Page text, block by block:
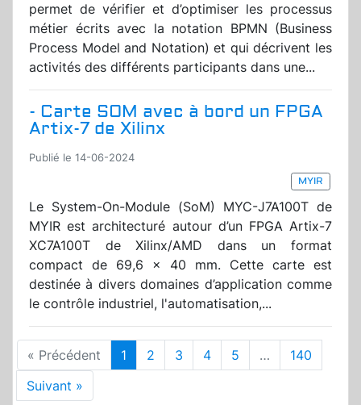
permet de vérifier et d’optimiser les processus
métier écrits avec la notation BPMN (Business
Process Model and Notation) et qui décrivent les
activités des différents participants dans une...
- Carte SOM avec à bord un FPGA
Artix-7 de Xilinx
Publié le 14-06-2024
MYIR
Le System-On-Module (SoM) MYC-J7A100T de
MYIR est architecturé autour d’un FPGA Artix-7
XC7A100T de Xilinx/AMD dans un format
compact de 69,6 x 40 mm. Cette carte est
destinée à divers domaines d’application comme
le contrôle industriel, l'automatisation,...
« Précédent 1 2 3 4 5 …
140
Suivant »